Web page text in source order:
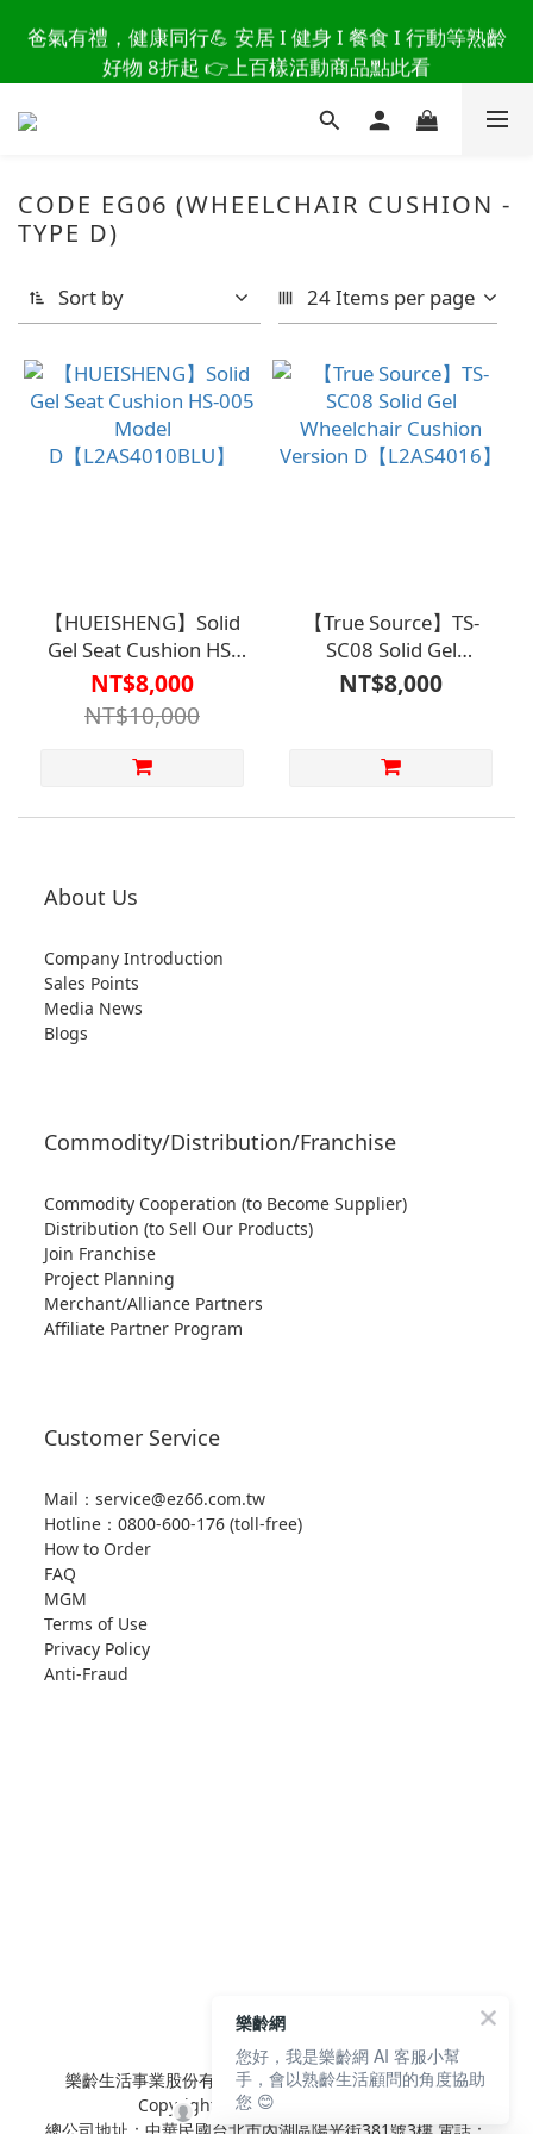
讀懂爸爸總說「不用買」的堅強 👉 3大生活貼心巧
思，找回他的生活主導權
爸氣有禮，健康同行💪 安居 I 健身 I 餐食 I 行動等熟齡
好物 8折起 👉上百樣活動商品點此看
讀懂爸爸總說「不用買」的堅強 👉 3大生活貼心巧
思，找回他的生活主導權
CODE EG06 (WHEELCHAIR CUSHION -
TYPE D)
Sort by 24 Items per page
【HUEISHENG】Solid
Gel Seat Cushion HS-
005 Model
D【L2AS4010BLU】
NT$8,000
NT$10,000
【True Source】TS-
SC08 Solid Gel
Wheelchair Cushion
Version
NT$8,000
About Us
Company Introduction
Sales Points
Media News
Blogs
Commodity/Distribution/Franchise
Commodity Cooperation (to Become Supplier)
Distribution (to Sell Our Products)
Join Franchise
Project Planning
Merchant/Alliance Partners
Affiliate Partner Program
Customer Service
Mail：service@ez66.com.tw
Hotline： 0800-600-176 (toll-free)
How to Order
FAQ
MGM
Terms of Use
Privacy Policy
Anti-Fraud
樂齡生活事業股份有限公司 L'elan Enterprise CO.,Ltd.
Copyright© All Rights Reserved.
樂齡網
您好，我是樂齡網 AI 客服小幫
手，會以熟齡生活顧問的角度協助
您 😊